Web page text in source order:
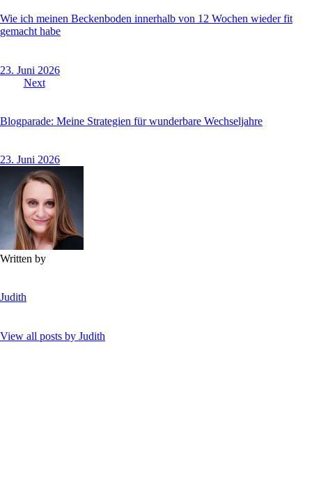
Wie ich meinen Beckenboden innerhalb von 12 Wochen wieder fit
gemacht habe
23. Juni 2026
Next
Blogparade: Meine Strategien für wunderbare Wechseljahre
23. Juni 2026
Written by
Judith
View all posts by Judith